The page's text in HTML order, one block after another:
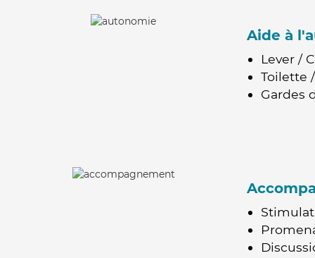
Aide à
Lever /
Toilette
Gardes